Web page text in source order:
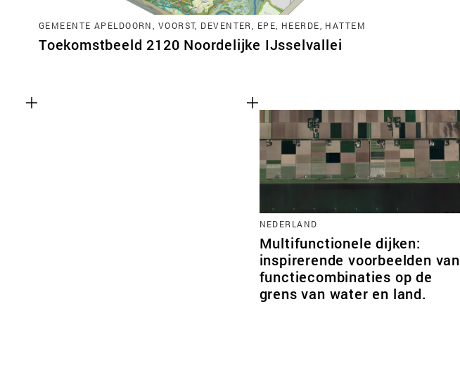
GEMEENTE APELDOORN, VOORST, DEVENTER, EPE, HEERDE, HATTEM
Toekomstbeeld 2120 Noordelijke IJsselvallei
NEDERLAND
Multifunctionele dijken:
inspirerende voorbeelden van
functiecombinaties op de
grens van water en land.